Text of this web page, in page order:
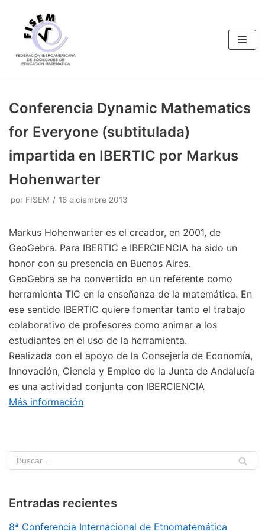
Saltar
contenido
Conferencia Dynamic Mathematics
for Everyone (subtitulada)
impartida en IBERTIC por Markus
Hohenwarter
por FISEM 16 diciembre 2013
Markus Hohenwarter es el creador, en 2001, de
GeoGebra. Para IBERTIC e IBERCIENCIA ha sido un
honor con su presencia en Buenos Aires.
GeoGebra se ha convertido en un referente como
herramienta TIC en la enseñanza de la matemática. En
ese sentido IBERTIC quiere fomentar tanto el trabajo
colaborativo de profesores como animar a los
estudiantes en el uso de la herramienta.
Realizada con el apoyo de la Consejería de Economía,
Innovación, Ciencia y Empleo de la Junta de Andalucía
es una actividad conjunta con IBERCIENCIA
Más información
Entradas recientes
8ª Conferencia Internacional de Etnomatemática